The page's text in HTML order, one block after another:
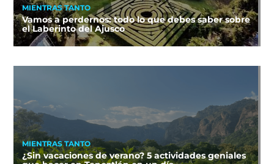
MIENTRAS TANTO
Vamos a perdernos: todo lo que debes saber sobre
el Laberinto del Ajusco
MIENTRAS TANTO
¿Sin vacaciones de verano? 5 actividades geniales